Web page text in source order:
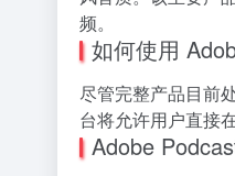
频。
如何使用
尽管完整产品目前
台将允许用户直接
Adobe